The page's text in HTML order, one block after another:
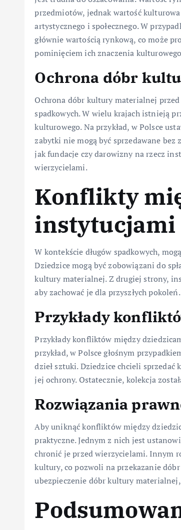
przedmiotów, jednak wartość
artystycznego i społecznego. W
głównie wartością rynkową, co może
pominięciem ich znaczenia
Ochrona dóbr
Ochrona dóbr kultury materialnej
spadkowych. W wielu krajach istnieją
kulturowego. Na przykład, w Polsce
zabytki nie mogą być sprzedawane
jak fundacje czy darowizny na rzecz
wierzycielami.
Konflikty
W kontekście długów spadkowych,
Dziedzice mogą być zobowiązani do
kultury materialnej. Z drugiej strony,
aby zachować je dla przyszłych pokoleń.
Przykłady
Przykłady konfliktów między
przykład, w Polsce głośnym
dzieł sztuki. Dziedzice chcieli sprzedać
jej ochrony. Ostatecznie, kolekcja
Rozwiązania
Aby uniknąć konfliktów między
praktyczne. Jednym z nich jest
chronić je przed wierzycielami. Innym
kultury, co pozwoli na przekazanie
ubezpieczenie dóbr kultury materialnej,